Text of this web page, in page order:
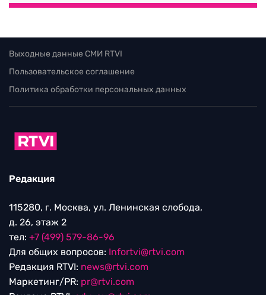
Выходные данные СМИ RTVI
Пользовательское соглашение
Политика обработки персональных данных
Редакция
115280, г. Москва, ул. Ленинская слобода,
д. 26, этаж 2
тел: +7 (499) 579-86-96
Для общих вопросов: Infortvi@rtvi.com
Редакция RTVI: news@rtvi.com
Маркетинг/PR: pr@rtvi.com